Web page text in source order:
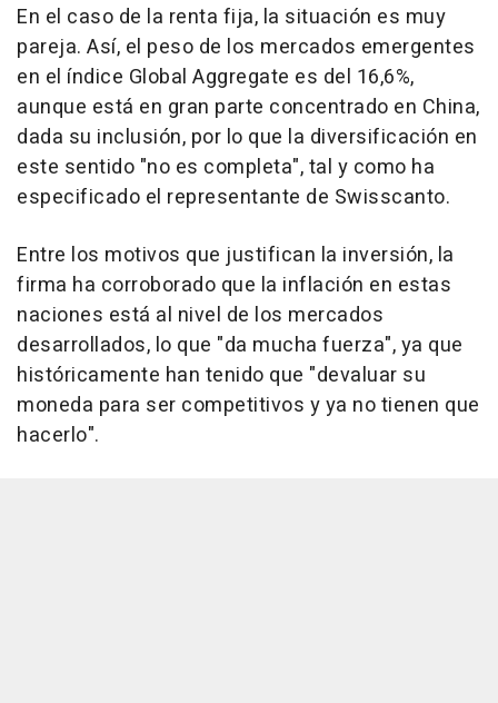
En el caso de la renta fija, la situación es muy
pareja. Así, el peso de los mercados emergentes
en el índice Global Aggregate es del 16,6%,
aunque está en gran parte concentrado en China,
dada su inclusión, por lo que la diversificación en
este sentido "no es completa", tal y como ha
especificado el representante de Swisscanto.
Entre los motivos que justifican la inversión, la
firma ha corroborado que la inflación en estas
naciones está al nivel de los mercados
desarrollados, lo que "da mucha fuerza", ya que
históricamente han tenido que "devaluar su
moneda para ser competitivos y ya no tienen que
hacerlo".